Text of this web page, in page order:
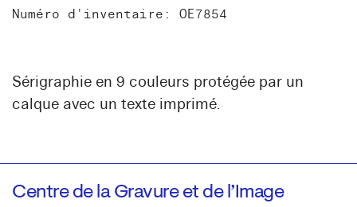
Numéro d'inventaire: OE7854
Sérigraphie en 9 couleurs protégée par un
calque avec un texte imprimé.
Centre de la Gravure et de l’Image